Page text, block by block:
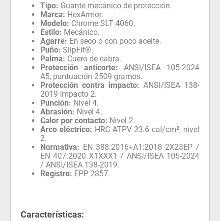
Tipo: Guante mecánico de protección.
Marca: HexArmor.
Modelo: Chrome SLT 4060.
Estilo: Mecánico.
Agarre: En seco o con poco aceite.
Puño: SlipFit®.
Palma: Cuero de cabra.
Protección anticorte: ANSI/ISEA 105-2024
A5, puntuación 2509 gramos.
Protección contra impacto: ANSI/ISEA 138-
2019 Impacto 2.
Punción: Nivel 4.
Abrasión: Nivel 4.
Calor por contacto: Nivel 2.
Arco eléctrico: HRC ATPV 23.6 cal/cm², nivel
2.
Normativa: EN 388:2016+A1:2018 2X23EP /
EN 407:2020 X1XXX1 / ANSI/ISEA 105-2024
/ ANSI/ISEA 138-2019.
Registro: EPP 2857.
Características: